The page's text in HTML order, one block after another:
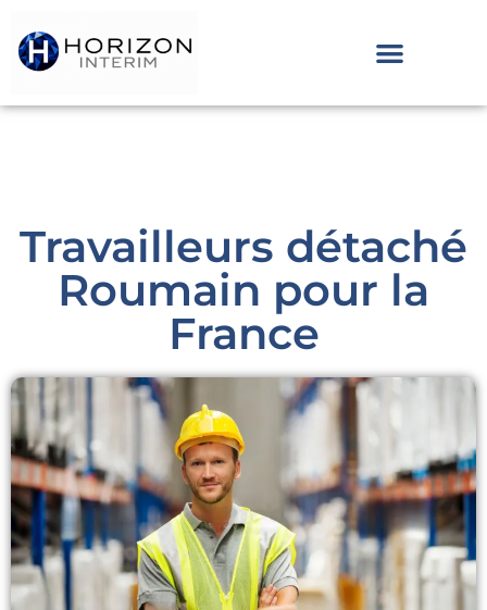
Travailleurs détaché
Roumain pour la
France